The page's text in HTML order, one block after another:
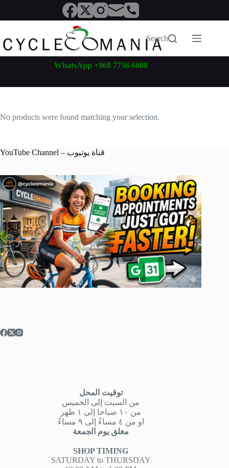
content
Search
WhatsApp +968 7756 6008
No products were found matching your selection.
YouTube Channel – قناة يوتيوب
توقيت المحل
من السبت إلى الخميس
من ١٠ صباحا إلى ١ ظهر
او من ٤ مساءً إلى ٩ مساءً
مغلق يوم الجمعة
SHOP TIMING
SATURDAY to THURSDAY